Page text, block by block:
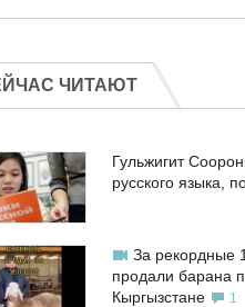
ЧИТАЮТ
Гульжигит
русского языка,
За рекордные
продали барана
Кыргызстане
1